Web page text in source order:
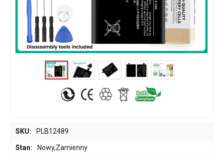
SKU: PLB12489
Stan: Nowy,Zamienny